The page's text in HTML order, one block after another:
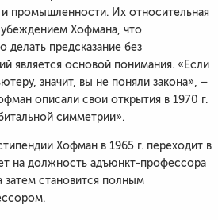
промышленности. Их относительная
убеждением Хофмана, что
делать предсказание без
является основой понимания. «Если
значит, вы не поняли закона», –
описали свои открытия в 1970 г.
симметрии».
Хофман в 1965 г. переходит в
на должность адъюнкт-профессора
затем становится полным